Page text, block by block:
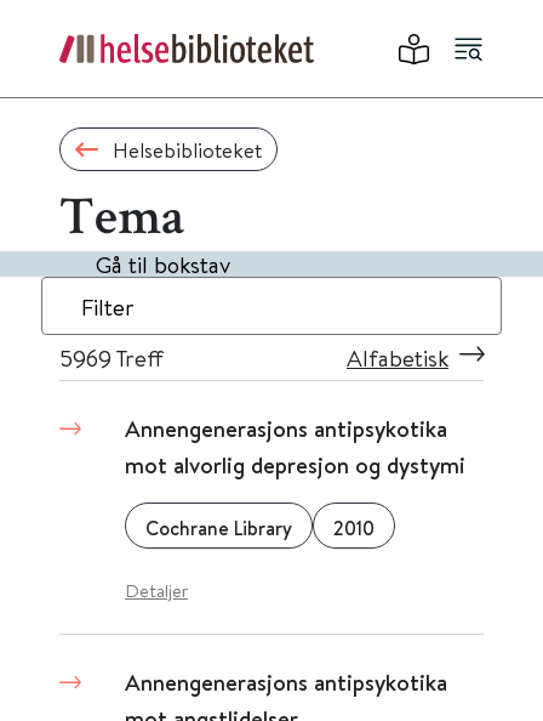
Helsebiblioteket
Tema
Gå til bokstav
Filter
5969 Treff Alfabetisk
Annengenerasjons antipsykotika
mot alvorlig depresjon og dystymi
Cochrane Library 2010
Detaljer
Annengenerasjons antipsykotika